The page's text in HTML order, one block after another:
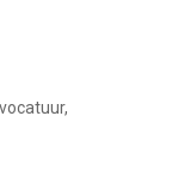
,